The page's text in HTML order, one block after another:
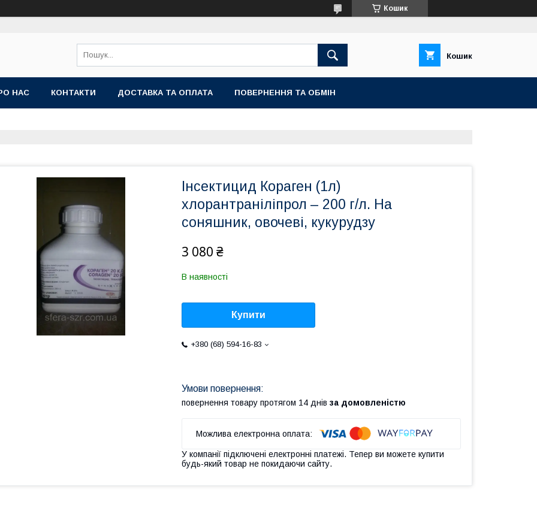
Кошик
Кошик
НАС КОНТАКТИ ДОСТАВКА ТА ОПЛАТА ПОВЕРНЕННЯ ТА ОБМІН
Інсектицид Кораген (1л)
хлорантраніліпрол – 200 г/л. На
соняшник, овочеві, кукурудзу
3 080 ₴
В наявності
Купити
+380 (68) 594-16-83
повернення товару протягом 14 днів за домовленістю
У компанії підключені електронні платежі. Тепер ви можете купити
будь-який товар не покидаючи сайту.